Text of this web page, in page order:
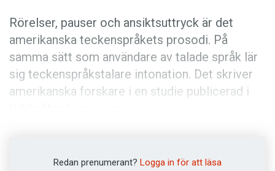
Rörelser, pauser och ansiktsuttryck är det
amerikanska teckenspråkets prosodi. På
samma sätt som användare av talade språk lär
sig teckenspråkstalare intonation. Det skriver
amerikanska forskare i en studie publicerad i
Ett prosodiskt drag ärintonation, vilket
Redan prenumerant? Logga in för att läsa